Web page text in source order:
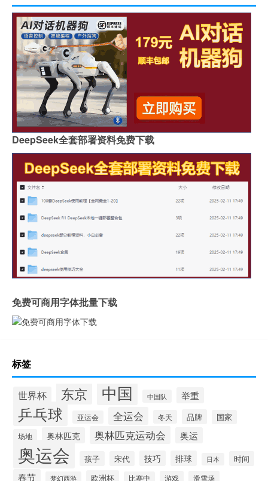
DeepSeek全套部署资料免费下载
免费可商用字体批量下载
标签
世界杯 东京 中国 中国队 举重
乒乓球 亚运会 全运会 冬天 品牌 国家
场地 奥林匹克 奥林匹克运动会 奥运
奥运会 孩子 宋代 技巧 排球 日本 时间
春节 梦幻西游 欧洲杯 比赛中 游戏 滑雪场